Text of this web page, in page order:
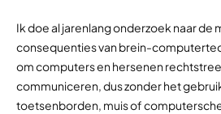
Ik doe al jarenlang onderzoek naar de
consequenties van brein-
om computers en hersenen
communiceren, dus zonder het
toetsenborden, muis of